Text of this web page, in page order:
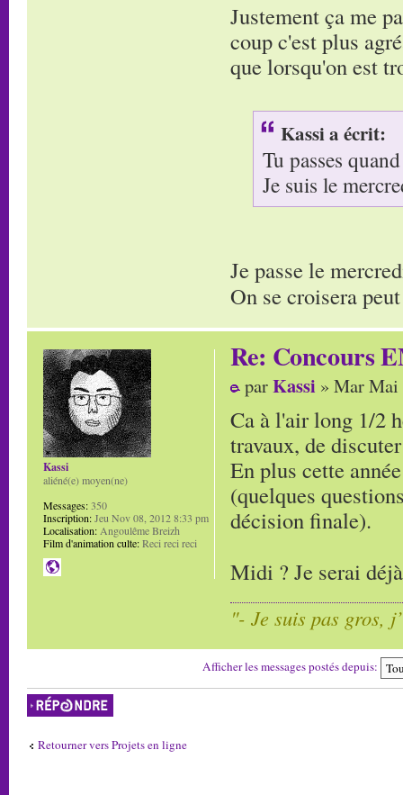
Justement ça me
coup c'est plus
que lorsqu'on est
Kassi a écrit:
Tu passes
Je suis le
Je passe le
On se croisera
Re: Concours
parKassi » Mar Mai
Ca à l'air long 1/2
travaux, de
En plus cette
(quelques
décision finale).
Midi ? Je serai
"- Je suis pas gros,
Kassi
aliéné(e) moyen(ne)
Messages:350
Inscription:Jeu Nov 08, 2012 8:33 pm
Localisation:Angoulême Breizh
Film d'animation culte:Reci reci reci
Afficher les messages postés depuis:
Répondre
Retourner vers Projets en ligne